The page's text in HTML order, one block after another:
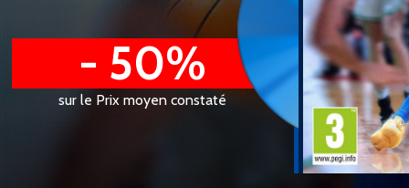
- 50%
sur le Prix moyen constaté